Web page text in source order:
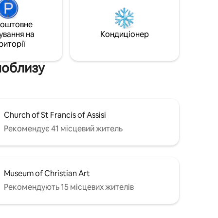
може
всі
досліджуйте Сіолім, відомий своїми
кафе та барами, а також пляжі
Анджуна, Вагатор, Ассагао, Морджім і
Мандрем, що знаходяться за 15–
на
Кондиціонер
Church of St Francis of Assisi
Рекомендує 41 місцевий житель
Museum of Christian Art
Рекомендують 15 місцевих жителів